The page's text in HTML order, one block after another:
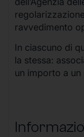
ravvedimento
In ciascuno di
la stessa:
un importo a